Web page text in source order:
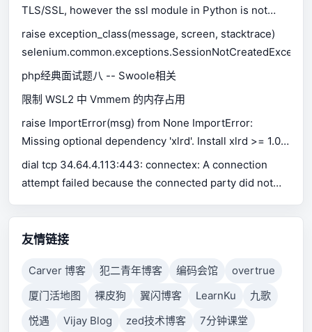
TLS/SSL, however the ssl module in Python is not
available.
raise exception_class(message, screen, stacktrace)
php经典面试题八 -- Swoole相关
限制 WSL2 中 Vmmem 的内存占用
raise ImportError(msg) from None ImportError:
Missing optional dependency 'xlrd'. Install xlrd >= 1.0.0
for Excel support Use pip or conda to install xlrd.
dial tcp 34.64.4.113:443: connectex: A connection
attempt failed because the connected party did not
connection failed because connected host has failed
to respond.
友情链接
Carver 博客 犯二青年博客 编码会馆
overtrue
厦门活地图
裸皮狗 翼闪博客 LearnKu
九歌
悦遇
Vijay Blog zed技术博客
7分钟课堂